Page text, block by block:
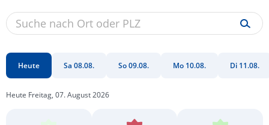
Heute Sa 08.08. So 09.08. Mo 10.08. Di 11.08.
Heute Freitag, 07. August 2026